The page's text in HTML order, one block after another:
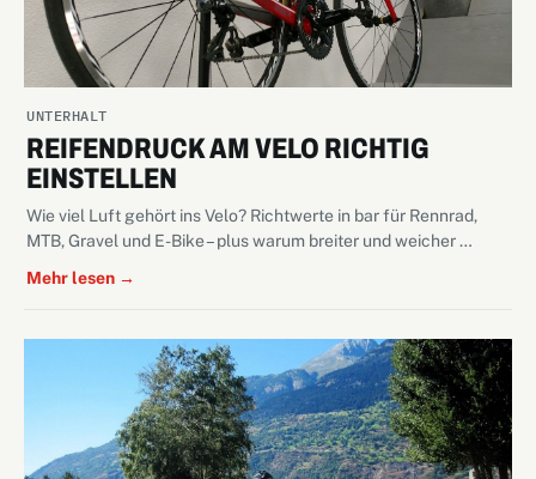
UNTERHALT
REIFENDRUCK AM VELO RICHTIG
EINSTELLEN
Wie viel Luft gehört ins Velo? Richtwerte in bar für Rennrad,
MTB, Gravel und E-Bike – plus warum breiter und weicher …
Mehr lesen →